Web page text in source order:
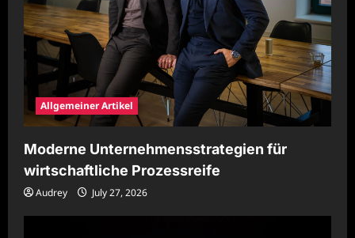
Allgemeiner Artikel
Moderne Unternehmensstrategien für
wirtschaftliche Prozessreife
Audrey July 27, 2026